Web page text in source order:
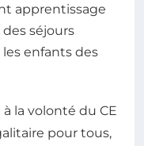
apprentissage
séjours
enfants des
la volonté du CE
pour tous,